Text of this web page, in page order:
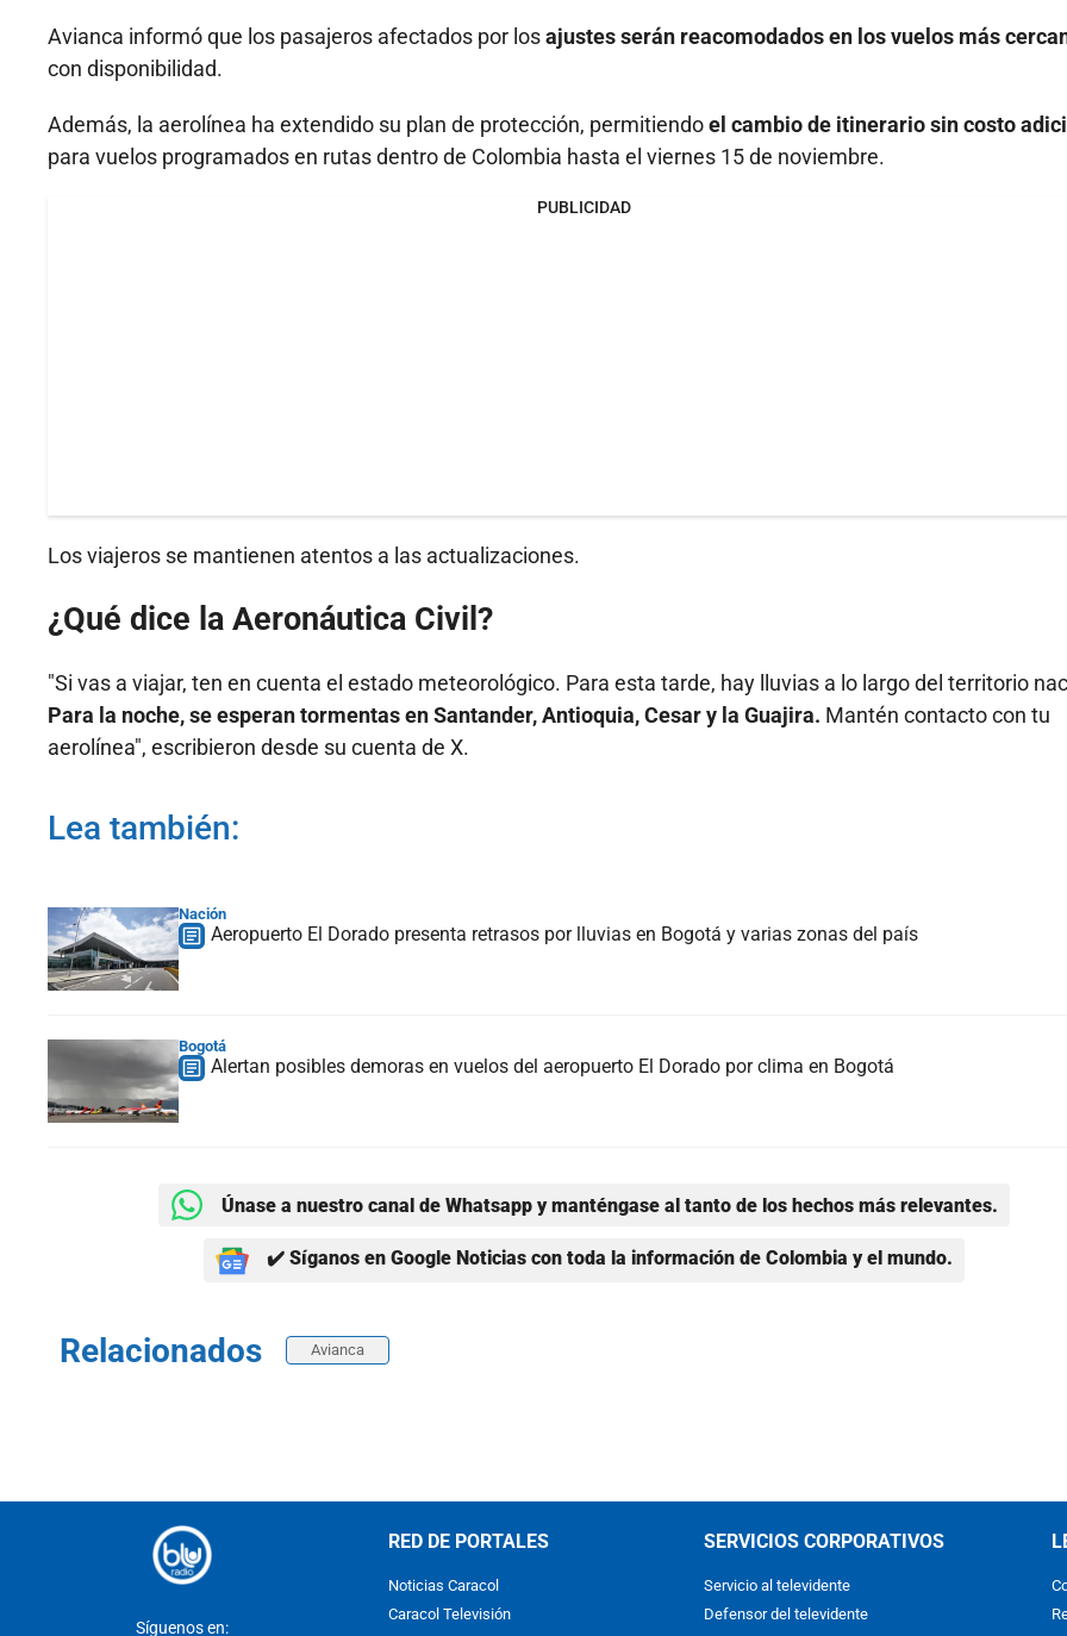
Avianca informó que los pasajeros afectados por losajustes serán reacomodados en los vuelos más
con disponibilidad.
Además, la aerolínea ha extendido su plan de protección, permitiendoel cambio de itinerario sin costo
para vuelos programados en rutas dentro de Colombia hasta el viernes 15 de noviembre.
PUBLICIDAD
Los viajeros se mantienen atentos a las actualizaciones.
¿Qué dice la Aeronáutica Civil?
"Si vas a viajar, ten en cuenta el estado meteorológico. Para esta tarde, hay lluvias a lo largo del territorio
Para la noche, se esperan tormentas en Santander, Antioquia, Cesar y la Guajira. Mantén contacto con tu
aerolínea", escribieron desde su cuenta de X.
Lea también:
Nación
Aeropuerto El Dorado presenta retrasos por lluvias en Bogotá y varias zonas del país
Bogotá
Alertan posibles demoras en vuelos del aeropuerto El Dorado por clima en Bogotá
Únase a nuestro canal de Whatsapp y manténgase al tanto de los hechos más relevantes.
✔️ Síganos en Google Noticias con toda la información de Colombia y el mundo.
Relacionados Avianca
Síguenos en:
RED DE PORTALES
Noticias Caracol
Caracol Televisión
SERVICIOS CORPORATIVOS
Servicio al televidente
Defensor del televidente